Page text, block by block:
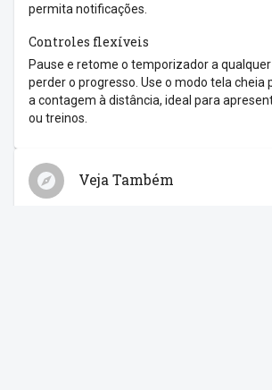
permita notificações.
Controles flexíveis
Pause e retome o temporizador a
perder o progresso. Use o modo tela cheia
a contagem à distância, ideal para
ou treinos.
Veja Também